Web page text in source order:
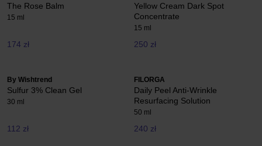
The Rose Balm
15 ml
174 zł
Yellow Cream Dark Spot
Concentrate
15 ml
250 zł
By Wishtrend
Sulfur 3% Clean Gel
30 ml
112 zł
FILORGA
Daily Peel Anti-Wrinkle
Resurfacing Solution
50 ml
240 zł